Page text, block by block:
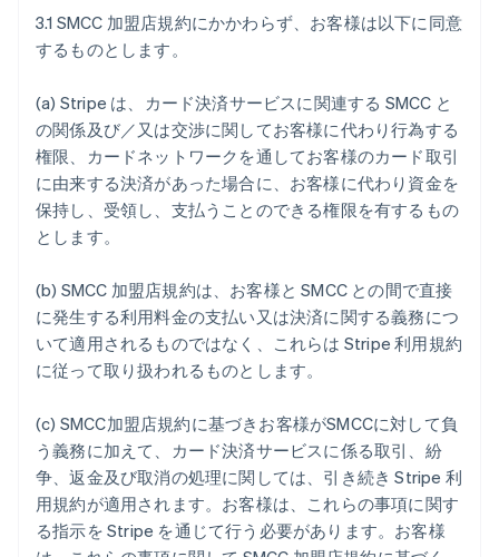
3.1 SMCC 加盟店規約にかかわらず、お客様は以下に同意
するものとします。
(a) Stripe は、カード決済サービスに関連する SMCC と
の関係及び／又は交渉に関してお客様に代わり行為する
権限、カードネットワークを通してお客様のカード取引
に由来する決済があった場合に、お客様に代わり資金を
保持し、受領し、支払うことのできる権限を有するもの
とします。
(b) SMCC 加盟店規約は、お客様と SMCC との間で直接
に発生する利用料金の支払い又は決済に関する義務につ
いて適用されるものではなく、これらは Stripe 利用規約
に従って取り扱われるものとします。
(c) SMCC加盟店規約に基づきお客様がSMCCに対して負
う義務に加えて、カード決済サービスに係る取引、紛
争、返金及び取消の処理に関しては、引き続き Stripe 利
用規約が適用されます。お客様は、これらの事項に関す
る指示を Stripe を通じて行う必要があります。お客様
English
ไทย
English
นิวซีแลนด์
English
เนเธอร์แลนด์
Nederlands English
บราซิล
English
เบลเยียม
NederlandsFrançaisDeutschEnglish
โปรตุเกส
English
ฝรั่งเศส
Français English
ฟินแลนด์
English
มอลตา